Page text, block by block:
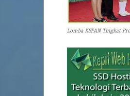
Lomba KSPAN Tingkat